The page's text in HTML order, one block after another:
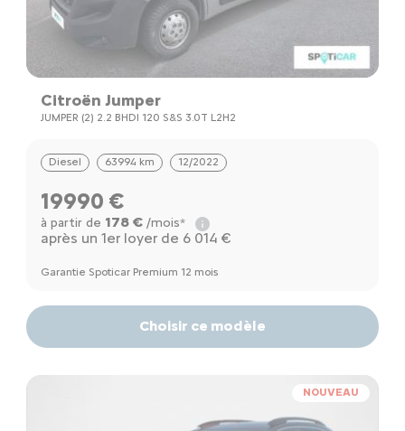
Citroën Jumper
JUMPER (2) 2.2 BHDI 120 S&S 3.0T L2H2
Diesel 63994 km 12/2022
19990 €
à partir de 178 €/mois*
après un 1er loyer de 6 014 €
Garantie Spoticar Premium 12 mois
Choisir ce modèle
NOUVEAU